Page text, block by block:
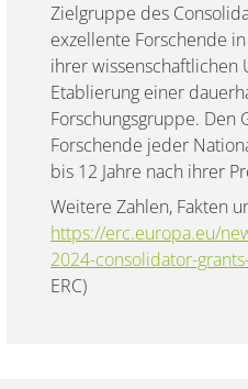
Zielgruppe des
exzellente Forschende
ihrer wissenschaftlichen
Etablierung einer
Forschungsgruppe. Den
Forschende jeder
bis 12 Jahre nach ihrer
Weitere Zahlen, Fakten
https://erc.europa.eu/
2024-consolidator-
ERC)